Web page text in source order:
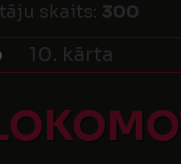
skaits: 300
10. kārta